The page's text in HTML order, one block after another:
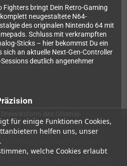
für einige Funktionen Cookies,
helfen uns, unser
welche Cookies erlaubt
Fighters bringt Dein Retro-Gaming
neugestaltete N64-
des originalen Nintendo 64 mit
Schluss mit verkrampften
Sticks – hier bekommst Du ein
sich an aktuelle Next-Gen-Controller
deutlich angenehmer
setzt auf ein klassisches Zwei-
Haltegriffen, die perfekt in der
Analog-Stick reagiert präzise auf
selbst in hektischen Gameplay-
behalten. Die responsiven Buttons